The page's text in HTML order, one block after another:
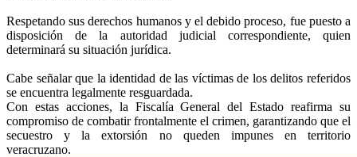
Respetando sus derechos humanos y el debido proceso, fue puesto a
disposición de la autoridad judicial correspondiente, quien
determinará su situación jurídica.
Cabe señalar que la identidad de las víctimas de los delitos referidos
se encuentra legalmente resguardada.
Con estas acciones, la Fiscalía General del Estado reafirma su
compromiso de combatir frontalmente el crimen, garantizando que el
secuestro y la extorsión no queden impunes en territorio
veracruzano.